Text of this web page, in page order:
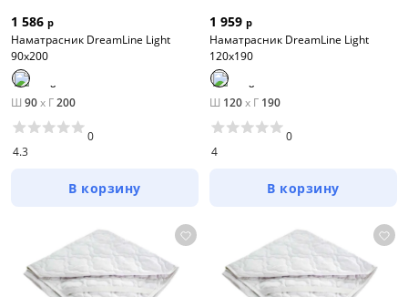
1 586 р
Наматрасник DreamLine Light
90х200
Ш 90x Г200
4.3
0
В корзину
1 959 р
Наматрасник DreamLine Light
120х190
Ш 120x Г 190
4
0
В корзину